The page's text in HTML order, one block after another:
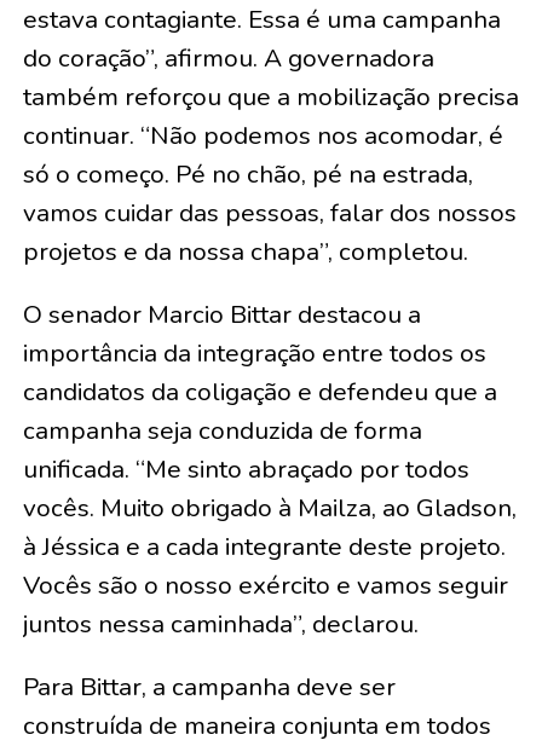
estava contagiante. Essa é uma campanha
do coração”, afirmou. A governadora
também reforçou que a mobilização precisa
continuar. “Não podemos nos acomodar, é
só o começo. Pé no chão, pé na estrada,
vamos cuidar das pessoas, falar dos nossos
projetos e da nossa chapa”, completou.
O senador Marcio Bittar destacou a
importância da integração entre todos os
candidatos da coligação e defendeu que a
campanha seja conduzida de forma
unificada. “Me sinto abraçado por todos
vocês. Muito obrigado à Mailza, ao Gladson,
à Jéssica e a cada integrante deste projeto.
Vocês são o nosso exército e vamos seguir
juntos nessa caminhada”, declarou.
Para Bittar, a campanha deve ser
construída de maneira conjunta em todos